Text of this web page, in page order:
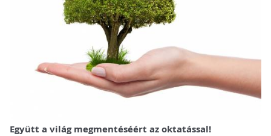
Együtt a világ megmentéséért az oktatással!